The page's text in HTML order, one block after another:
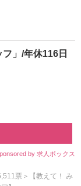
」/年休116日
by 求人ボックス
票＞【教えて！ み